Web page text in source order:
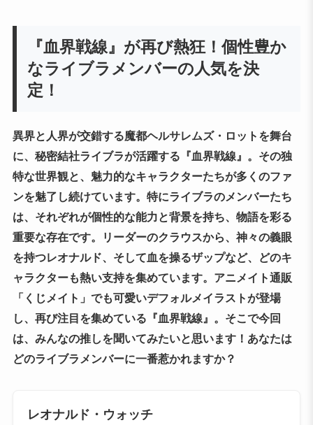
『血界戦線』が再び熱狂！個性豊か
なライブラメンバーの人気を決
定！
異界と人界が交錯する魔都ヘルサレムズ・ロットを舞台
に、秘密結社ライブラが活躍する『血界戦線』。その独
特な世界観と、魅力的なキャラクターたちが多くのファ
ンを魅了し続けています。特にライブラのメンバーたち
は、それぞれが個性的な能力と背景を持ち、物語を彩る
重要な存在です。リーダーのクラウスから、神々の義眼
を持つレオナルド、そして血を操るザップなど、どのキ
ャラクターも熱い支持を集めています。アニメイト通販
「くじメイト」でも可愛いデフォルメイラストが登場
し、再び注目を集めている『血界戦線』。そこで今回
は、みんなの推しを聞いてみたいと思います！あなたは
どのライブラメンバーに一番惹かれますか？
レオナルド・ウォッチ